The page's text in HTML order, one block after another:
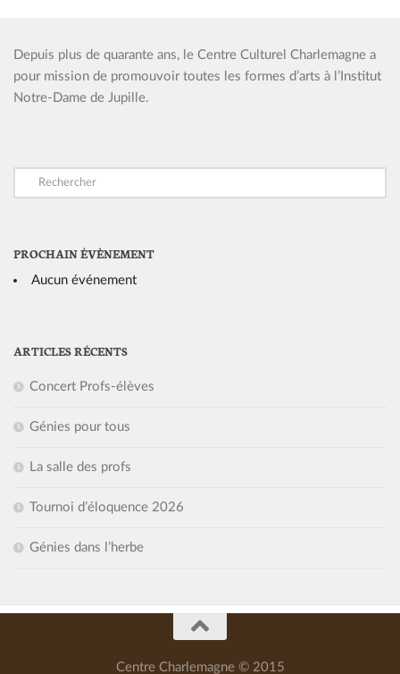
Depuis plus de quarante ans, le Centre Culturel Charlemagne a
pour mission de promouvoir toutes les formes d’arts à l’Institut
Notre-Dame de Jupille.
PROCHAIN ÉVÈNEMENT
Aucun événement
ARTICLES RÉCENTS
Concert Profs-élèves
Génies pour tous
La salle des profs
Tournoi d’éloquence 2026
Génies dans l’herbe
Centre Charlemagne © 2015